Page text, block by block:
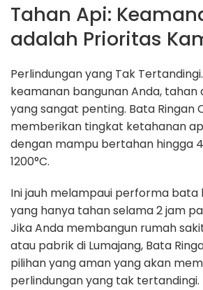
Tahan Api:
adalah Prioritas
Perlindungan yang Tak
keamanan bangunan Anda, tahan
yang sangat penting. Bata Ringan
memberikan tingkat ketahanan
dengan mampu bertahan hingga
1200°C.
Ini jauh melampaui performa bata
yang hanya tahan selama 2 jam
Jika Anda membangun rumah
atau pabrik di Lumajang, Bata
pilihan yang aman yang akan
perlindungan yang tak tertandingi.